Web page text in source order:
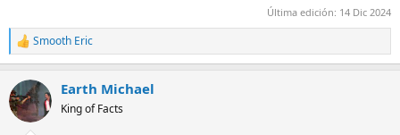
Última edición: 14 Dic 2024
R
e
c
c
i
Smooth Eric
Earth Michael
King of Facts